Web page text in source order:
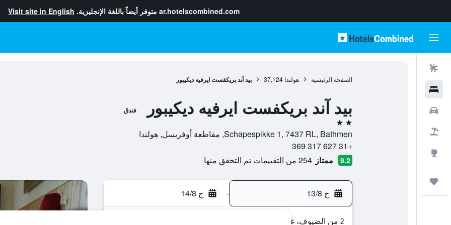
ar.hotelscombined.com متوفر أيضاً باللغة الإنجليزية. Visit site in English
الصفحة الرئيسية هولندا 37,124 بيد آند بريكفست ايرفيه ديكيبور
بيد آند بريكفست ايرفيه ديكيبور فندق
2 نجمتين
Schapespikke 1, 7437 RL, Bathmen, مقاطعة أوفريسل, هولندا
+31 627 317 369
9.2 ممتاز 254 من التقييمات تم التحقق منها
خ 13/8 - ج 14/8
2 من الضيوف، غرفة واحدة